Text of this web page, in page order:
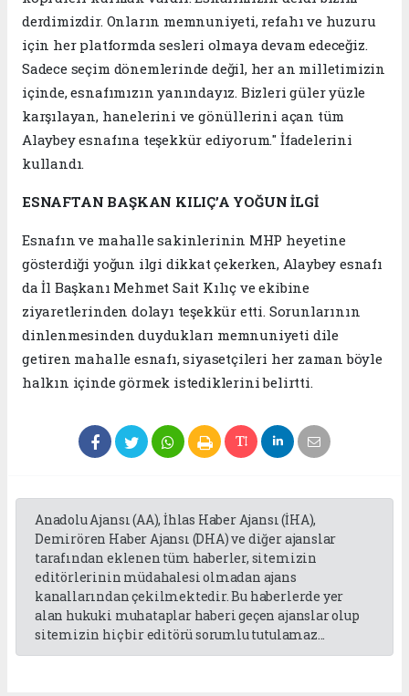
derdimizdir. Onların memnuniyeti, refahı ve huzuru
için her platformda sesleri olmaya devam edeceğiz.
Sadece seçim dönemlerinde değil, her an milletimizin
içinde, esnafımızın yanındayız. Bizleri güler yüzle
karşılayan, hanelerini ve gönüllerini açan tüm
Alaybey esnafına teşekkür ediyorum." İfadelerini
kullandı.
ESNAFTAN BAŞKAN KILIÇ’A YOĞUN İLGİ
Esnafın ve mahalle sakinlerinin MHP heyetine
gösterdiği yoğun ilgi dikkat çekerken, Alaybey esnafı
da İl Başkanı Mehmet Sait Kılıç ve ekibine
ziyaretlerinden dolayı teşekkür etti. Sorunlarının
dinlenmesinden duydukları memnuniyeti dile
getiren mahalle esnafı, siyasetçileri her zaman böyle
halkın içinde görmek istediklerini belirtti.
Anadolu Ajansı (AA), İhlas Haber Ajansı (İHA),
Demirören Haber Ajansı (DHA) ve diğer ajanslar
tarafından eklenen tüm haberler, sitemizin
editörlerinin müdahalesi olmadan ajans
kanallarından çekilmektedir. Bu haberlerde yer
alan hukuki muhataplar haberi geçen ajanslar olup
sitemizin hiç bir editörü sorumlu tutulamaz...